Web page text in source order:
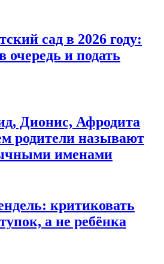
сад в 2026 году:
очередь и подать
Дионис, Афродита
родители называют
именами
критиковать
а не ребёнка